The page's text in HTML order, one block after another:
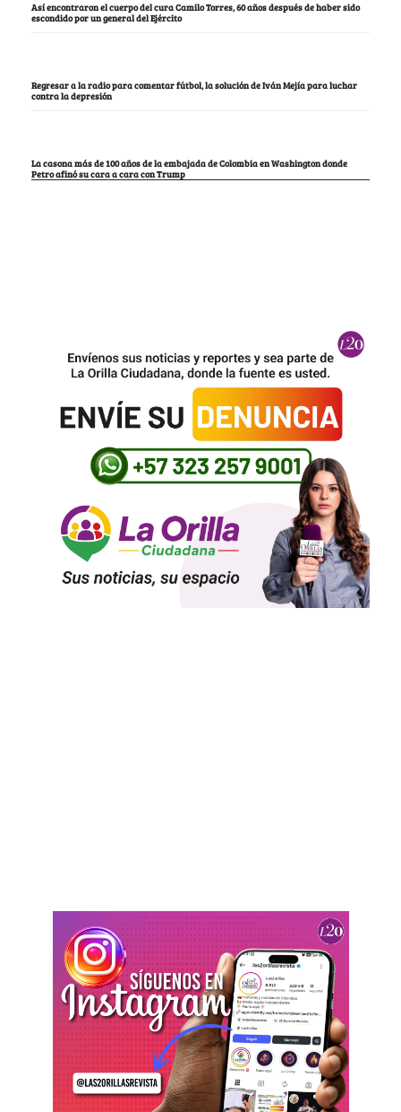
Así encontraron el cuerpo del cura Camilo Torres, 60 años después de haber sido
escondido por un general del Ejército
Regresar a la radio para comentar fútbol, la solución de Iván Mejía para luchar
contra la depresión
La casona más de 100 años de la embajada de Colombia en Washington donde
Petro afinó su cara a cara con Trump